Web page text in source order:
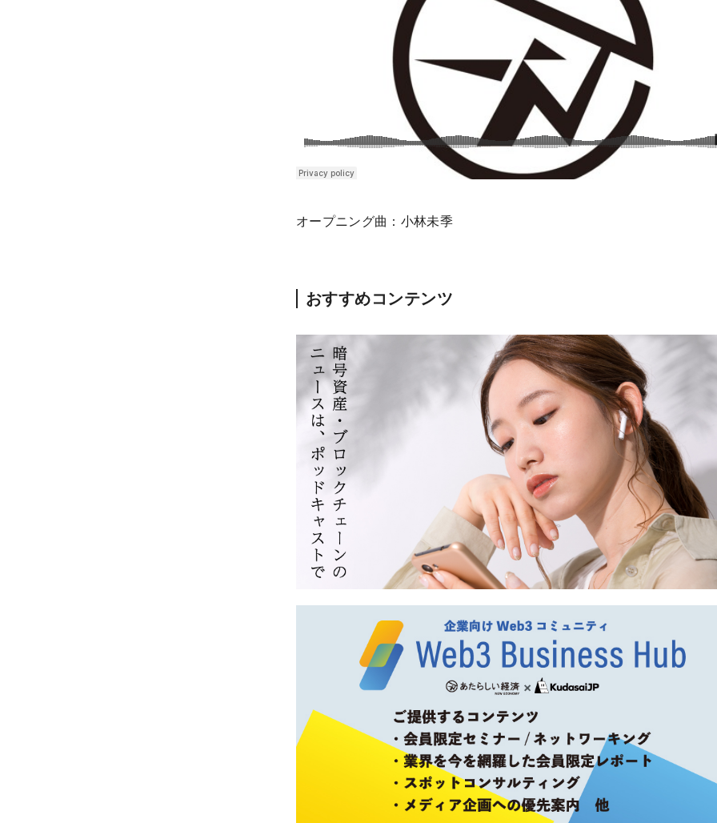
オープニング曲：小林未季
おすすめコンテンツ